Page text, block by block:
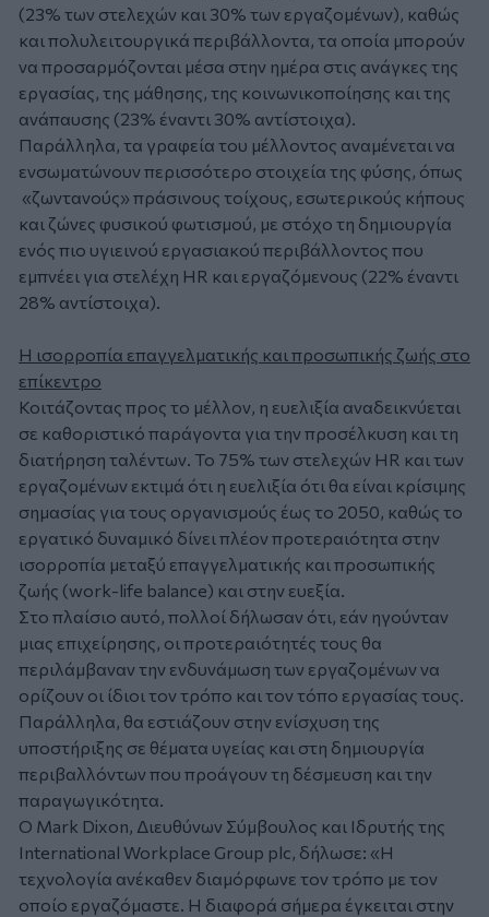
(23% των στελεχών και 30% των εργαζομένων), καθώς
και πολυλειτουργικά περιβάλλοντα, τα οποία μπορούν
να προσαρμόζονται μέσα στην ημέρα στις ανάγκες της
εργασίας, της μάθησης, της κοινωνικοποίησης και της
ανάπαυσης (23% έναντι 30% αντίστοιχα).
Παράλληλα, τα γραφεία του μέλλοντος αναμένεται να
ενσωματώνουν περισσότερο στοιχεία της φύσης, όπως
«ζωντανούς» πράσινους τοίχους, εσωτερικούς κήπους
και ζώνες φυσικού φωτισμού, με στόχο τη δημιουργία
ενός πιο υγιεινού εργασιακού περιβάλλοντος που
εμπνέει για στελέχη HR και εργαζόμενους (22% έναντι
28% αντίστοιχα).
Η ισορροπία επαγγελματικής και προσωπικής ζωής στο
επίκεντρο
Κοιτάζοντας προς το μέλλον, η ευελιξία αναδεικνύεται
σε καθοριστικό παράγοντα για την προσέλκυση και τη
διατήρηση ταλέντων. Το 75% των στελεχών HR και των
εργαζομένων εκτιμά ότι η ευελιξία ότι θα είναι κρίσιμης
σημασίας για τους οργανισμούς έως το 2050, καθώς το
εργατικό δυναμικό δίνει πλέον προτεραιότητα στην
ισορροπία μεταξύ επαγγελματικής και προσωπικής
ζωής (work-life balance) και στην ευεξία.
Στο πλαίσιο αυτό, πολλοί δήλωσαν ότι, εάν ηγούνταν
μιας επιχείρησης, οι προτεραιότητές τους θα
περιλάμβαναν την ενδυνάμωση των εργαζομένων να
ορίζουν οι ίδιοι τον τρόπο και τον τόπο εργασίας τους.
Παράλληλα, θα εστιάζουν στην ενίσχυση της
υποστήριξης σε θέματα υγείας και στη δημιουργία
περιβαλλόντων που προάγουν τη δέσμευση και την
παραγωγικότητα.
Ο Mark Dixon, Διευθύνων Σύμβουλος και Ιδρυτής της
International Workplace Group plc, δήλωσε: «Η
τεχνολογία ανέκαθεν διαμόρφωνε τον τρόπο με τον
οποίο εργαζόμαστε. Η διαφορά σήμερα έγκειται στην